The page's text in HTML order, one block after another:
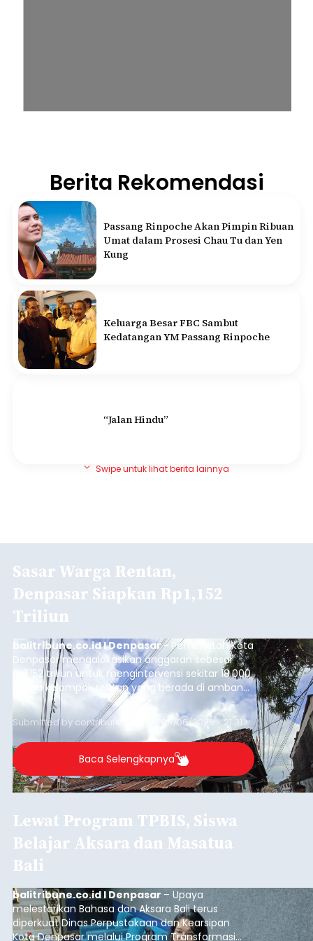
Berita Rekomendasi
Passang Rinpoche Akan Pimpin Ribuan
Umat dalam Prosesi Chau Tu dan Yen
Kung
Keluarga Besar FBC Sambut
Kedatangan YM Passang Rinpoche
“Jalan Hindu”
Swipe untuk lihat berita lainnya
Sasar Warga Rentan,
Denpasar Siapkan Rp1,152
Triliun
balitribune.co.id I Denpasar - Pemerintah Kota
Denpasar mengalokasikan anggaran sebesar
Rp1,152 triliun untuk mengintervensi sekitar 18.000
warga kelompok rentan yang berada di ambang
garis kemiskinan. Langkah strategis ini diambil
guna menjaga masyarakat yang berada pada
kelompok desil 5 dan 6 tersebut agar tidak
merosot ke kategori miskin.
Submitted by contributor Thu, 08/06/2026 - 21:31
Baca Selengkapnya
Lewat Program TPBIS, Siswa
Belajar Aksara dan Masatua
Bali
balitribune.co.id I Denpasar – Upaya
melestarikan Bahasa dan Aksara Bali terus
diperkuat Dinas Perpustakaan dan Kearsipan
Kota Denpasar melalui Program Transformasi